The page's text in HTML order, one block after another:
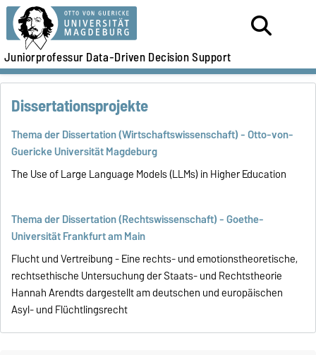
Juniorprofessur Data-Driven Decision Support
Dissertationsprojekte
Thema der Dissertation (Wirtschaftswissenschaft) - Otto-von-
Guericke Universität Magdeburg
The Use of Large Language Models (LLMs) in Higher Education
Thema der Dissertation (Rechtswissenschaft) - Goethe-
Universität Frankfurt am Main
Flucht und Vertreibung - Eine rechts- und emotionstheoretische,
rechtsethische Untersuchung der Staats- und Rechtstheorie
Hannah Arendts dargestellt am deutschen und europäischen
Asyl- und Flüchtlingsrecht